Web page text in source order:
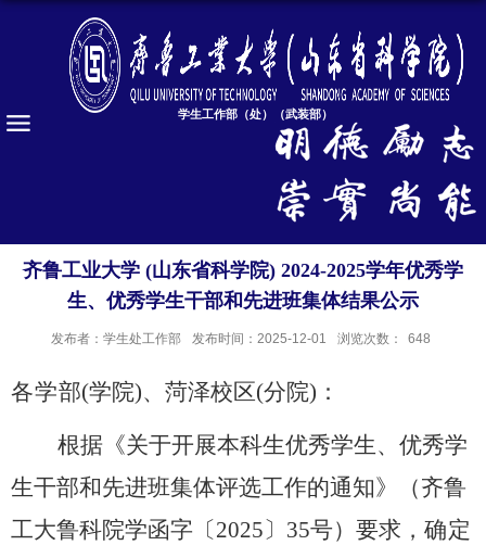
学生工作部（处）（武装部）
齐鲁工业大学 (山东省科学院) 2024-2025学年优秀学
生、优秀学生干部和先进班集体结果公示
发布者：学生处工作部 发布时间：2025-12-01 浏览次数： 648
各学部(学院)、菏泽校区(分院)：
根据《关于开展本科生优秀学生、优秀学
生干部和先进班集体评选工作的通知》 （齐鲁
工大鲁科院学函字〔2025〕35号） 要求 ， 确定